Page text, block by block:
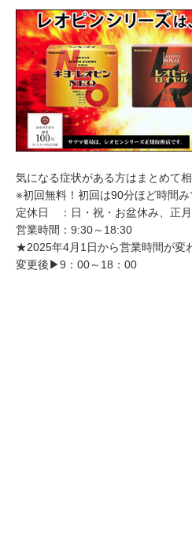
気になる症状がある方はまとめて
※初回無料！初回は90分ほど時間み
定休日 ：日・祝・お盆休み、正
営業時間：9:30～18:30
★2025年4月1日から営業時間が変
変更後▶9：00～18：00